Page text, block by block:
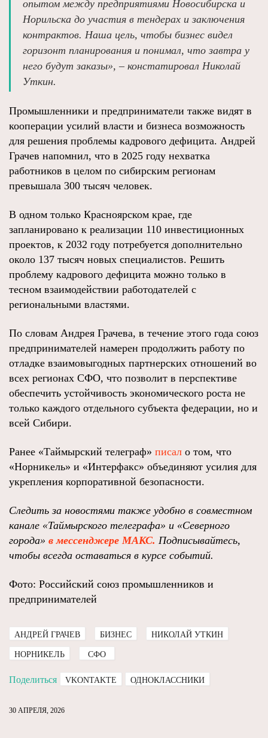
опытом между предприятиями Новосибирска и
Норильска до участия в тендерах и заключения
контрактов. Наша цель, чтобы бизнес видел
горизонт планирования и понимал, что завтра у
него будут заказы», – констатировал Николай
Уткин.
Промышленники и предприниматели также видят в
кооперации усилий власти и бизнеса возможность
для решения проблемы кадрового дефицита. Андрей
Грачев напомнил, что в 2025 году нехватка
работников в целом по сибирским регионам
превышала 300 тысяч человек.
В одном только Красноярском крае, где
запланировано к реализации 110 инвестиционных
проектов, к 2032 году потребуется дополнительно
около 137 тысяч новых специалистов. Решить
проблему кадрового дефицита можно только в
тесном взаимодействии работодателей с
региональными властями.
По словам Андрея Грачева, в течение этого года союз
предпринимателей намерен продолжить работу по
отладке взаимовыгодных партнерских отношений во
всех регионах СФО, что позволит в перспективе
обеспечить устойчивость экономического роста не
только каждого отдельного субъекта федерации, но и
всей Сибири.
Ранее «Таймырский телеграф» писал о том, что
«Норникель» и «Интерфакс» объединяют усилия для
укрепления корпоративной безопасности.
Следить за новостями также удобно в совместном
канале «Таймырского телеграфа» и «Северного
города» в мессенджере МАКС. Подписывайтесь,
чтобы всегда оставаться в курсе событий.
Фото: Российский союз промышленников и
предпринимателей
АНДРЕЙ ГРАЧЕВ БИЗНЕС НИКОЛАЙ УТКИН
НОРНИКЕЛЬ СФО
Поделиться VKONTAKTE ОДНОКЛАССНИКИ
30 АПРЕЛЯ, 2026